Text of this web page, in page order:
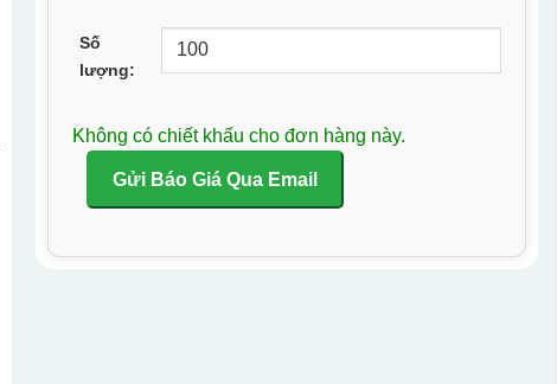
Số
lượng:
Không có chiết khấu cho đơn hàng này.
Gửi Báo Giá Qua Email